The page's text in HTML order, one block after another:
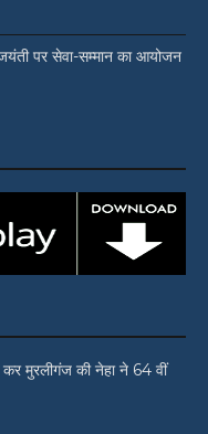
पर सेवा-सम्मान का आयोजन
मुरलीगंज की नेहा ने 64 वीं